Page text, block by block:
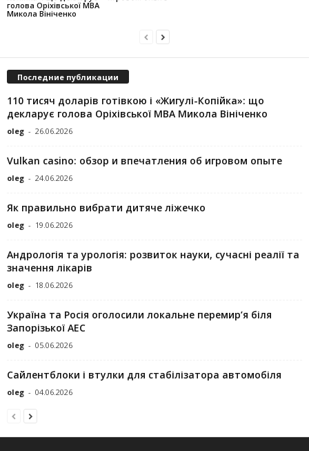
голова Оріхівської МВА
Микола Вініченко
Последние публикации
110 тисяч доларів готівкою і «Жигулі-Копійка»: що
декларує голова Оріхівської МВА Микола Вініченко
oleg - 26.06.2026
Vulkan casino: обзор и впечатления об игровом опыте
oleg - 24.06.2026
Як правильно вибрати дитяче ліжечко
oleg - 19.06.2026
Андрологія та урологія: розвиток науки, сучасні реалії та
значення лікарів
oleg - 18.06.2026
Україна та Росія оголосили локальне перемир’я біля
Запорізької АЕС
oleg - 05.06.2026
Сайлентблоки і втулки для стабілізатора автомобіля
oleg - 04.06.2026